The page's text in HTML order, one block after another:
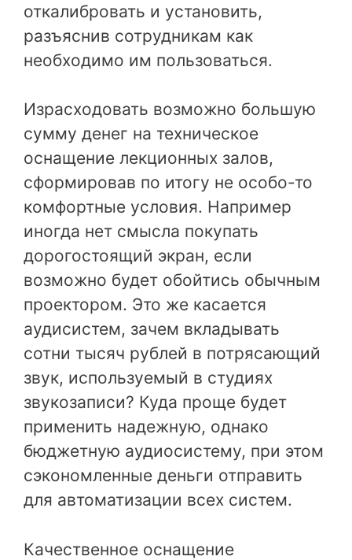
откалибровать и установить,
разъяснив сотрудникам как
необходимо им пользоваться.
Израсходовать возможно большую
сумму денег на техническое
оснащение лекционных залов,
сформировав по итогу не особо-то
комфортные условия. Например
иногда нет смысла покупать
дорогостоящий экран, если
возможно будет обойтись обычным
проектором. Это же касается
аудисистем, зачем вкладывать
сотни тысяч рублей в потрясающий
звук, используемый в студиях
звукозаписи? Куда проще будет
применить надежную, однако
бюджетную аудиосистему, при этом
сэкономленные деньги отправить
для автоматизации всех систем.
Качественное оснащение